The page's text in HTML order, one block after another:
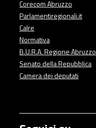
Corecom Abruzzo
Parlamentiregionali.it
Calre
Normativa
B.U.R.A. Regione Abruzzo
Senato della Repubblica
Camera dei deputati